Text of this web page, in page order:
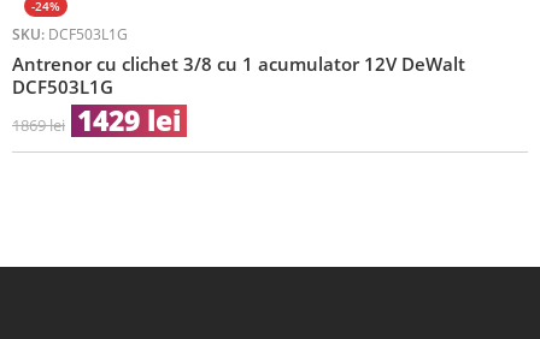
-24%
SKU: DCF503L1G
Antrenor cu clichet 3/8 cu 1 acumulator 12V DeWalt
DCF503L1G
1869lei 1429 lei